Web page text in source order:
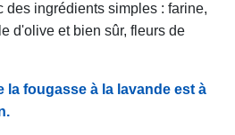
des ingrédients simples : farine,
d'olive et bien sûr, fleurs de
la fougasse à la lavande est à